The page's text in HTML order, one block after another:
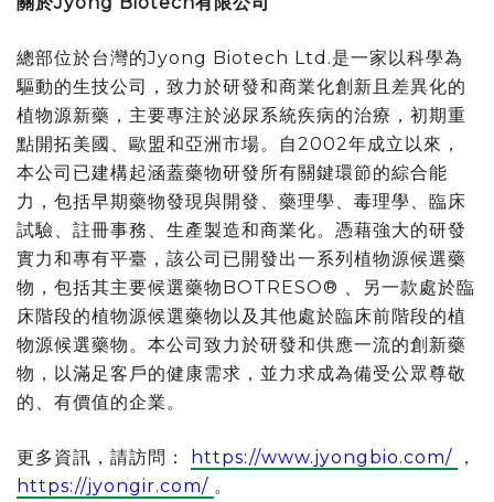
總部位於台灣的Jyong Biotech Ltd.是一家以科學為
驅動的生技公司，致力於研發和商業化創新且差異化的
植物源新藥，主要專注於泌尿系統疾病的治療，初期重
點開拓美國、歐盟和亞洲市場。自2002年成立以來，
本公司已建構起涵蓋藥物研發所有關鍵環節的綜合能
力，包括早期藥物發現與開發、藥理學、毒理學、臨床
試驗、註冊事務、生產製造和商業化。憑藉強大的研發
實力和專有平臺，該公司已開發出一系列植物源候選藥
物，包括其主要候選藥物BOTRESO® 、另一款處於臨
床階段的植物源候選藥物以及其他處於臨床前階段的植
物源候選藥物。本公司致力於研發和供應一流的創新藥
物，以滿足客戶的健康需求，並力求成為備受公眾尊敬
的、有價值的企業。
更多資訊，請訪問： https://www.jyongbio.com/
，
https://jyongir.com/ 。